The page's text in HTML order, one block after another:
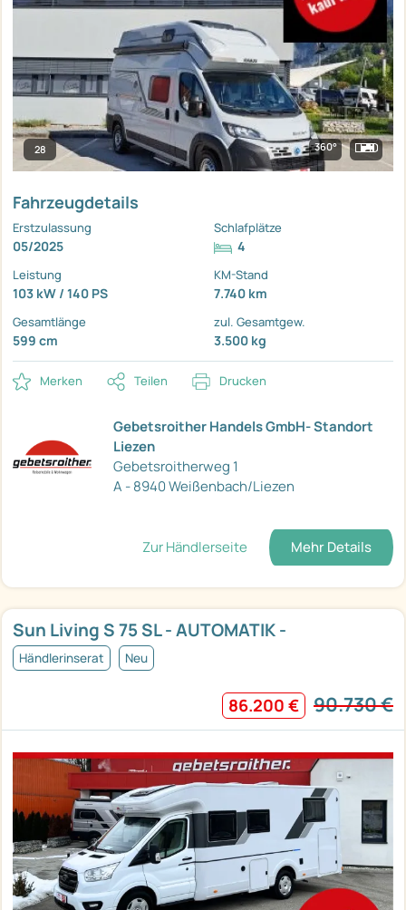
28 360°
Fahrzeugdetails
Erstzulassung
05/2025
Schlafplätze
4
Leistung
103 kW / 140 PS
KM-Stand
7.740 km
Gesamtlänge
599 cm
zul. Gesamtgew.
3.500 kg
Merken Teilen Drucken
Gebetsroither Handels GmbH- Standort
Liezen
Gebetsroitherweg 1
A - 8940 Weißenbach/Liezen
Zur Händlerseite Mehr Details
Sun Living S 75 SL - AUTOMATIK -
Händlerinserat Neu
86.200 € 90.730 €